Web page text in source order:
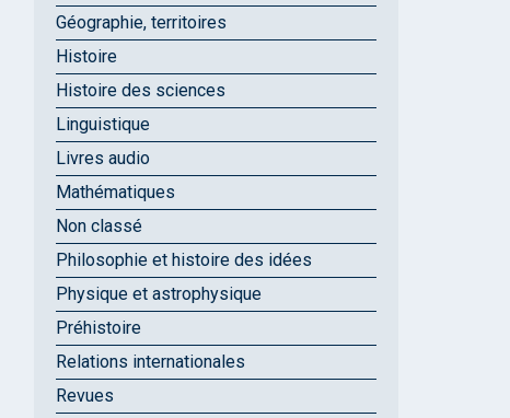
Géographie, territoires
Histoire
Histoire des sciences
Linguistique
Livres audio
Mathématiques
Non classé
Philosophie et histoire des idées
Physique et astrophysique
Préhistoire
Relations internationales
Revues